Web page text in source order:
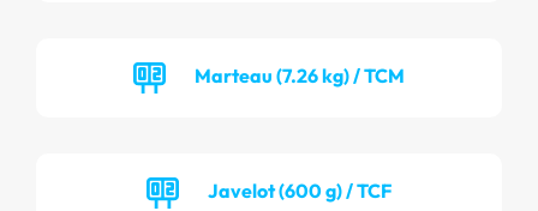
Marteau (7.26 kg) / TCM
Javelot (600 g) / TCF